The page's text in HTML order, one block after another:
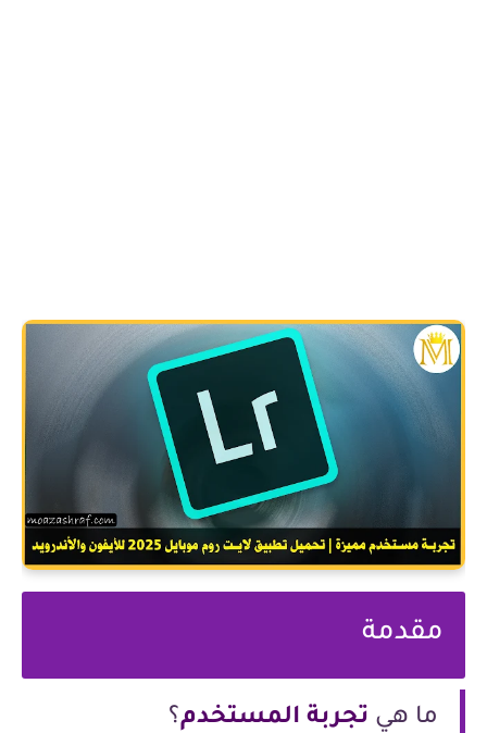
مقدمة
ما هي تجربة المستخدم؟